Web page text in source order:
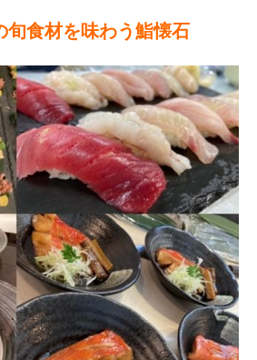
旬食材を味わう鮨懐石